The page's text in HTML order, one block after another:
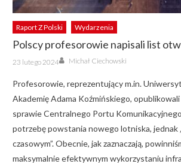
Raport Z Polski Wydarzenia
Polscy profesorowie napisali list
Posted
on
23 lutego 2024 Author
Michał Ciechowski
Profesorowie, reprezentujący m.in.
Akademię Adama Koźmińskiego,
sprawie Centralnego Portu
potrzebę powstania nowego lotniska, jednak
czasowym”. Obecnie, jak zaznaczają,
maksymalnie efektywnym wykorzystaniu